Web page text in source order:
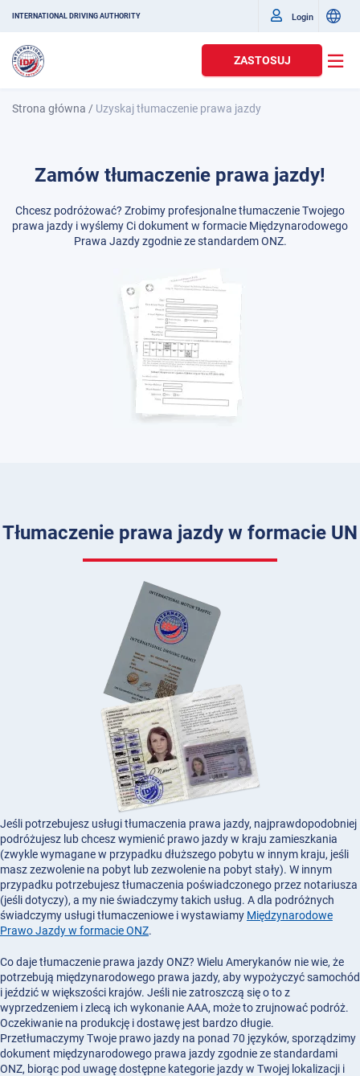
INTERNATIONAL DRIVING AUTHORITY Login
ZASTOSUJ
Strona główna / Uzyskaj tłumaczenie prawa jazdy
Zamów tłumaczenie prawa jazdy!
Chcesz podróżować? Zrobimy profesjonalne tłumaczenie Twojego
prawa jazdy i wyślemy Ci dokument w formacie Międzynarodowego
Prawa Jazdy zgodnie ze standardem ONZ.
Tłumaczenie prawa jazdy w formacie UN
Jeśli potrzebujesz usługi tłumaczenia prawa jazdy, najprawdopodobniej
podróżujesz lub chcesz wymienić prawo jazdy w kraju zamieszkania
(zwykle wymagane w przypadku dłuższego pobytu w innym kraju, jeśli
masz zezwolenie na pobyt lub zezwolenie na pobyt stały). W innym
przypadku potrzebujesz tłumaczenia poświadczonego przez notariusza
(jeśli dotyczy), a my nie świadczymy takich usług. A dla podróżnych
świadczymy usługi tłumaczeniowe i wystawiamy Międzynarodowe
Prawo Jazdy w formacie ONZ.
Co daje tłumaczenie prawa jazdy ONZ? Wielu Amerykanów nie wie, że
potrzebują międzynarodowego prawa jazdy, aby wypożyczyć samochód
i jeździć w większości krajów. Jeśli nie zatroszczą się o to z
wyprzedzeniem i zlecą ich wykonanie AAA, może to zrujnować podróż.
Oczekiwanie na produkcję i dostawę jest bardzo długie.
Przetłumaczymy Twoje prawo jazdy na ponad 70 języków, sporządzimy
dokument międzynarodowego prawa jazdy zgodnie ze standardami
ONZ, biorąc pod uwagę dostępne kategorie jazdy w Twojej lokalizacji i